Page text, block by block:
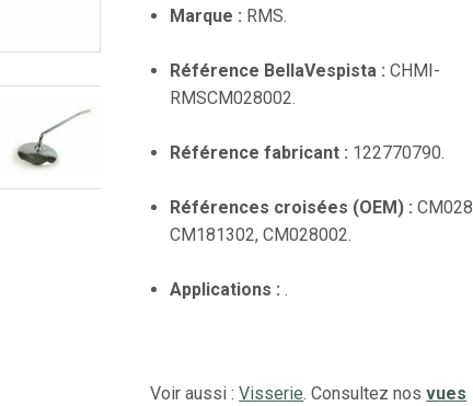
Marque : RMS.
Référence BellaVespista : CHMI-
RMSCM028002.
Référence fabricant : 122770790.
Références croisées (OEM) :
CM181302, CM028002.
Applications : .
Voir aussi :Visserie. Consultez nosvues